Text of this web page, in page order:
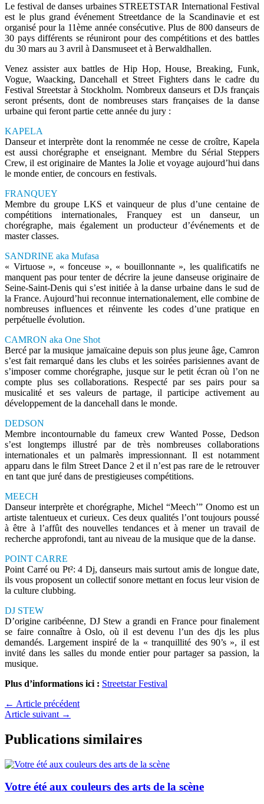
Le festival de danses urbaines STREETSTAR International Festival
est le plus grand événement Streetdance de la Scandinavie et est
organisé pour la 11ème année consécutive. Plus de 800 danseurs de
30 pays différents se réuniront pour des compétitions et des battles
du 30 mars au 3 avril à Dansmuseet et à Berwaldhallen.
Venez assister aux battles de Hip Hop, House, Breaking, Funk,
Vogue, Waacking, Dancehall et Street Fighters dans le cadre du
Festival Streetstar à Stockholm. Nombreux danseurs et DJs français
seront présents, dont de nombreuses stars françaises de la danse
urbaine qui feront partie cette année du jury :
KAPELA
Danseur et interprète dont la renommée ne cesse de croître, Kapela
est aussi chorégraphe et enseignant. Membre du Sérial Steppers
Crew, il est originaire de Mantes la Jolie et voyage aujourd’hui dans
le monde entier, de concours en festivals.
FRANQUEY
Membre du groupe LKS et vainqueur de plus d’une centaine de
compétitions internationales, Franquey est un danseur, un
chorégraphe, mais également un producteur d’événements et de
master classes.
SANDRINE aka Mufasa
« Virtuose », « fonceuse », « bouillonnante », les qualificatifs ne
manquent pas pour tenter de décrire la jeune danseuse originaire de
Seine-Saint-Denis qui s’est initiée à la danse urbaine dans le sud de
la France. Aujourd’hui reconnue internationalement, elle combine de
nombreuses influences et réinvente les codes d’une pratique en
perpétuelle évolution.
CAMRON aka One Shot
Bercé par la musique jamaïcaine depuis son plus jeune âge, Camron
s’est fait remarqué dans les clubs et les soirées parisiennes avant de
s’imposer comme chorégraphe, jusque sur le petit écran où l’on ne
compte plus ses collaborations. Respecté par ses pairs pour sa
musicalité et ses valeurs de partage, il participe activement au
développement de la dancehall dans le monde.
DEDSON
Membre incontournable du fameux crew Wanted Posse, Dedson
s’est longtemps illustré par de très nombreuses collaborations
internationales et un palmarès impressionnant. Il est notamment
apparu dans le film Street Dance 2 et il n’est pas rare de le retrouver
en tant que juré dans de prestigieuses compétitions.
MEECH
Danseur interprète et chorégraphe, Michel “Meech’” Onomo est un
artiste talentueux et curieux. Ces deux qualités l’ont toujours poussé
à être à l’affût des nouvelles tendances et à mener un travail de
recherche approfondi, tant au niveau de la musique que de la danse.
POINT CARRE
Point Carré ou Pt²: 4 Dj, danseurs mais surtout amis de longue date,
ils vous proposent un collectif sonore mettant en focus leur vision de
la culture clubbing.
DJ STEW
D’origine caribéenne, DJ Stew a grandi en France pour finalement
se faire connaître à Oslo, où il est devenu l’un des djs les plus
demandés. Largement inspiré de la « tranquillité des 90’s », il est
invité dans les salles du monde entier pour partager sa passion, la
musique.
Plus d’informations ici : Streetstar Festival
← Article précédent
Article suivant →
Publications similaires
Votre été aux couleurs des arts de la scène